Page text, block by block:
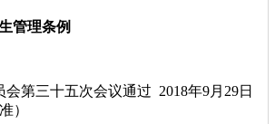
管理条例
会第三十五次会议通过 2018年9月29日
）